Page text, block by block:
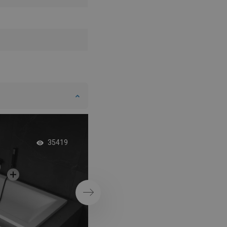
35419
Volgende